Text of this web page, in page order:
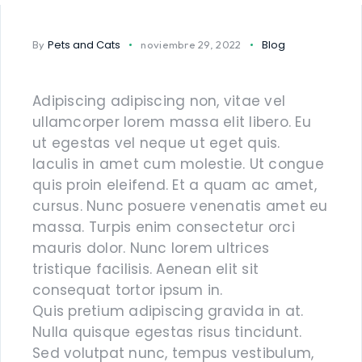
SALUD INTERNA
SALUD RENAL
By Pets and Cats noviembre 29, 2022 Blog
Adipiscing adipiscing non, vitae vel
ullamcorper lorem massa elit libero. Eu
ut egestas vel neque ut eget quis.
Iaculis in amet cum molestie. Ut congue
quis proin eleifend. Et a quam ac amet,
cursus. Nunc posuere venenatis amet eu
massa. Turpis enim consectetur orci
mauris dolor. Nunc lorem ultrices
tristique facilisis. Aenean elit sit
consequat tortor ipsum in.
Quis pretium adipiscing gravida in at.
Nulla quisque egestas risus tincidunt.
Sed volutpat nunc, tempus vestibulum,